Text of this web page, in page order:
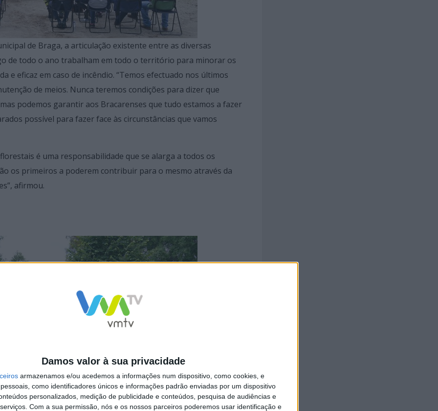
Damos valor à sua privacidade
armazenamos e/ou acedemos a informações num dispositivo, como cookies, e
como identificadores únicos e informações padrão enviadas por um dispositivo
personalizados, medição de publicidade e conteúdos, pesquisa de audiências e
Com a sua permissão, nós e os nossos parceiros poderemos usar identificação e
de Braga, a articulação existente entre as diversas
de todo o ano trabalham em todo o território para minorar os
e eficaz em caso de incêndio. “Temos efectuado nos últimos
de meios. Nunca teremos condições para dizer que
podemos garantir aos Bracarenses que tudo estamos a fazer
possível para fazer face às circunstâncias que vamos
é uma responsabilidade que se alarga a todos os
os primeiros a poderem contribuir para o mesmo através da
afirmou.